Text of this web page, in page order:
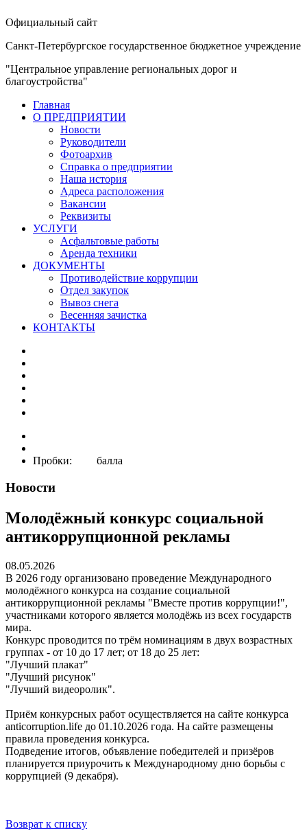
Официальный сайт
Санкт-Петербургское государственное бюджетное учреждение
"Центральное управление региональных дорог и
благоустройства"
Главная
О ПРЕДПРИЯТИИ
Новости
Руководители
Фотоархив
Справка о предприятии
Наша история
Адреса расположения
Вакансии
Реквизиты
УСЛУГИ
Асфальтовые работы
Аренда техники
ДОКУМЕНТЫ
Противодействие коррупции
Отдел закупок
Вывоз снега
Весенняя зачистка
КОНТАКТЫ
Пробки: балла
Новости
Молодёжный конкурс социальной
антикоррупционной рекламы
08.05.2026
В 2026 году организовано проведение Международного
молодёжного конкурса на создание социальной
антикоррупционной рекламы "Вместе против коррупции!",
участниками которого является молодёжь из всех государств
мира.
Конкурс проводится по трём номинациям в двух возрастных
группах - от 10 до 17 лет; от 18 до 25 лет:
"Лучший плакат"
"Лучший рисунок"
"Лучший видеоролик".
Приём конкурсных работ осуществляется на сайте конкурса
anticorruption.life до 01.10.2026 года. На сайте размещены
правила проведения конкурса.
Подведение итогов, объявление победителей и призёров
планируется приурочить к Международному дню борьбы с
коррупцией (9 декабря).
Возврат к списку